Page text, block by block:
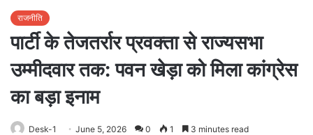
राजनीति
पार्टी के तेजतर्रार प्रवक्ता से राज्यसभा
उम्मीदवार तक: पवन खेड़ा को मिला कांग्रेस
का बड़ा इनाम
Desk-1 June 5, 2026 0 1 3 minutes read